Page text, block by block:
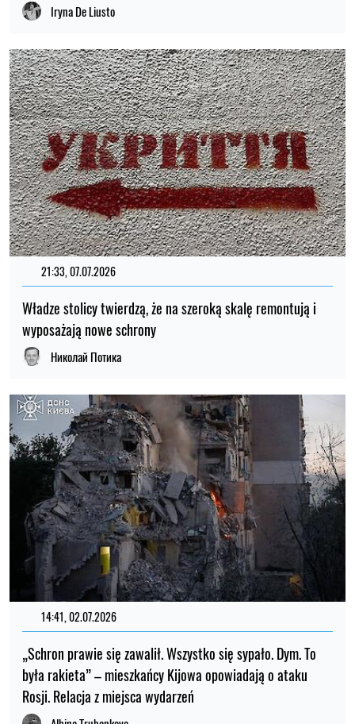
Iryna De Liusto
21:33, 07.07.2026
Władze stolicy twierdzą, że na szeroką skalę remontują i
wyposażają nowe schrony
Николай Потика
14:41, 02.07.2026
„Schron prawie się zawalił. Wszystko się sypało. Dym. To
była rakieta” – mieszkańcy Kijowa opowiadają o ataku
Rosji. Relacja z miejsca wydarzeń